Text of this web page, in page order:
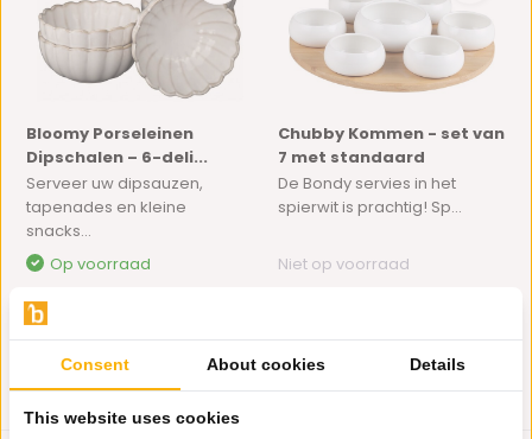
Bloomy Porseleinen
Dipschalen – 6-deli...
Serveer uw dipsauzen,
tapenades en kleine
snacks...
Op voorraad
Chubby Kommen - set van
7 met standaard
De Bondy servies in het
spierwit is prachtig! Sp...
Niet op voorraad
Consent About cookies Details
This website uses cookies